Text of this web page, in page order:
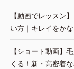
【動画でレッスン
い方｜キレイをか
【ショート動画】
くる！新・高密着